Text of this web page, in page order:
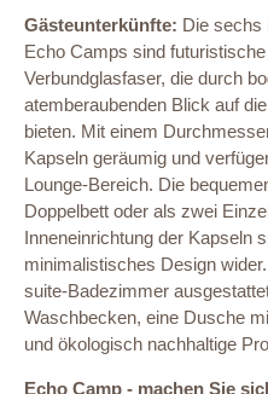
Gästeunterkünfte: Die sechs
Echo Camps sind
Verbundglasfaser, die durch
atemberaubenden Blick auf
bieten. Mit einem
Kapseln geräumig und
Lounge-Bereich. Die
Doppelbett oder als zwei
Inneneinrichtung der Kapseln
minimalistisches Design
suite-Badezimmer
Waschbecken, eine Dusche
und ökologisch nachhaltige
Echo Camp - machen Sie